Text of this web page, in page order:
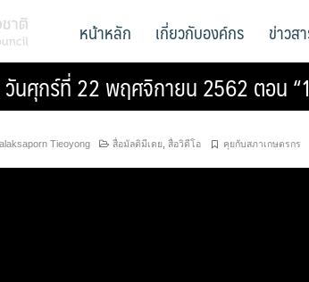
หน้าหลัก เกี่ยวกับองค์กร ข่าวส
นศุกร์ที่ 22 พฤศจิกายน 2562 ตอน
Tieoyong สื่อมัลติมีเดย สื่อวิดีโอ คุยกับสภาเกษตรกร